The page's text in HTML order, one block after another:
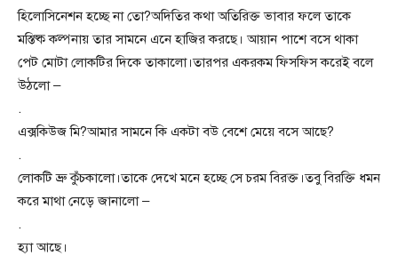
হিলোসিনেশন হচ্ছে না তো?অদিতির কথা অতিরিক্ত ভাবার ফলে তাকে
মস্তিষ্ক কল্পনায় তার সামনে এনে হাজির করছে। আয়ান পাশে বসে থাকা
পেট মোটা লোকটির দিকে তাকালো।তারপর একরকম ফিসফিস করেই বলে
উঠলো –
.
এক্সকিউজ মি?আমার সামনে কি একটা বউ বেশে মেয়ে বসে আছে?
.
লোকটি ভ্রু কুঁচকালো।তাকে দেখে মনে হচ্ছে সে চরম বিরক্ত।তবু বিরক্তি ধমন
করে মাথা নেড়ে জানালো –
.
হ্যা আছে।